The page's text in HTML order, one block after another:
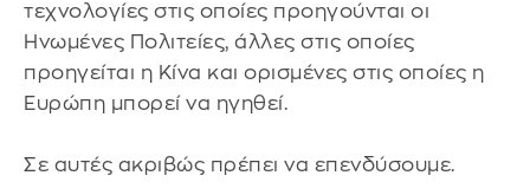
τεχνολογίες στις οποίες προηγούνται οι
Ηνωμένες Πολιτείες, άλλες στις οποίες
προηγείται η Κίνα και ορισμένες στις οποίες η
Ευρώπη μπορεί να ηγηθεί.
Σε αυτές ακριβώς πρέπει να επενδύσουμε.